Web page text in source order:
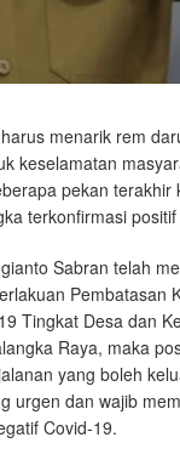
menarik rem
keselamatan
pekan terakhir
terkonfirmasi
Sabran telah
Pembatasan
Tingkat Desa dan
Raya, maka
yang boleh
urgen dan wajib
Covid-19.